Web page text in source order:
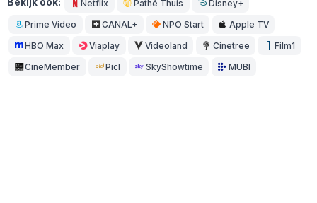
Netflix Pathé Thuis Disney+
Prime Video CANAL+ NPO Start Apple TV
HBO Max Viaplay Videoland Cinetree Film1
CineMember Picl SkyShowtime MUBI